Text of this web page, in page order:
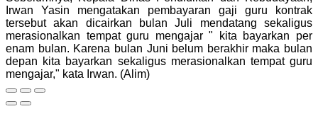
Irwan Yasin mengatakan pembayaran gaji guru kontrak
tersebut akan dicairkan bulan Juli mendatang sekaligus
merasionalkan tempat guru mengajar " kita bayarkan per
enam bulan. Karena bulan Juni belum berakhir maka bulan
depan kita bayarkan sekaligus merasionalkan tempat guru
mengajar," kata Irwan. (Alim)